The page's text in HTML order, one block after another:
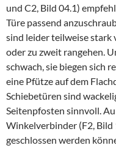
und C2, Bild 04.1)
Türe passend
sind leider teilweise stark
oder zu zweit rangehen.
schwach, sie biegen sich
eine Pfütze auf dem
Schiebetüren sind
Seitenpfosten sinnvoll.
Winkelverbinder (F2, Bild
geschlossen werden